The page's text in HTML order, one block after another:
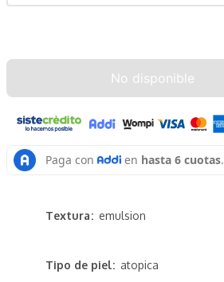
No disponible
Tipo de piel atopica
Textura emulsion